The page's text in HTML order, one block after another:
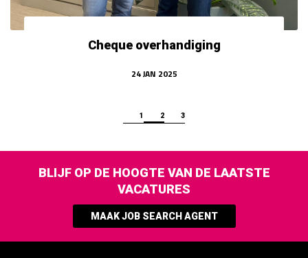
Cheque overhandiging
24JAN 2025
1 2 3
BLIJF OP DE HOOGTE VAN DE LAATSTE
VACATURES
MAAK JOB SEARCH AGENT